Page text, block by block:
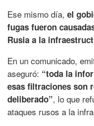
Ese mismo día, el
fugas fueron
Rusia a la
En un comunicado,
aseguró: “toda la
esas filtraciones son
deliberado”, lo que
ataques rusos a la